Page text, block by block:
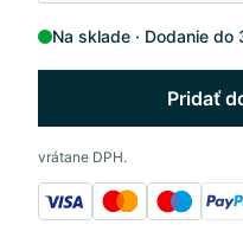
Na sklade Dodanie do
Pridať
vrátane DPH.